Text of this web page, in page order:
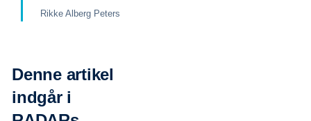
Rikke Alberg Peters
Denne artikel
indgår i